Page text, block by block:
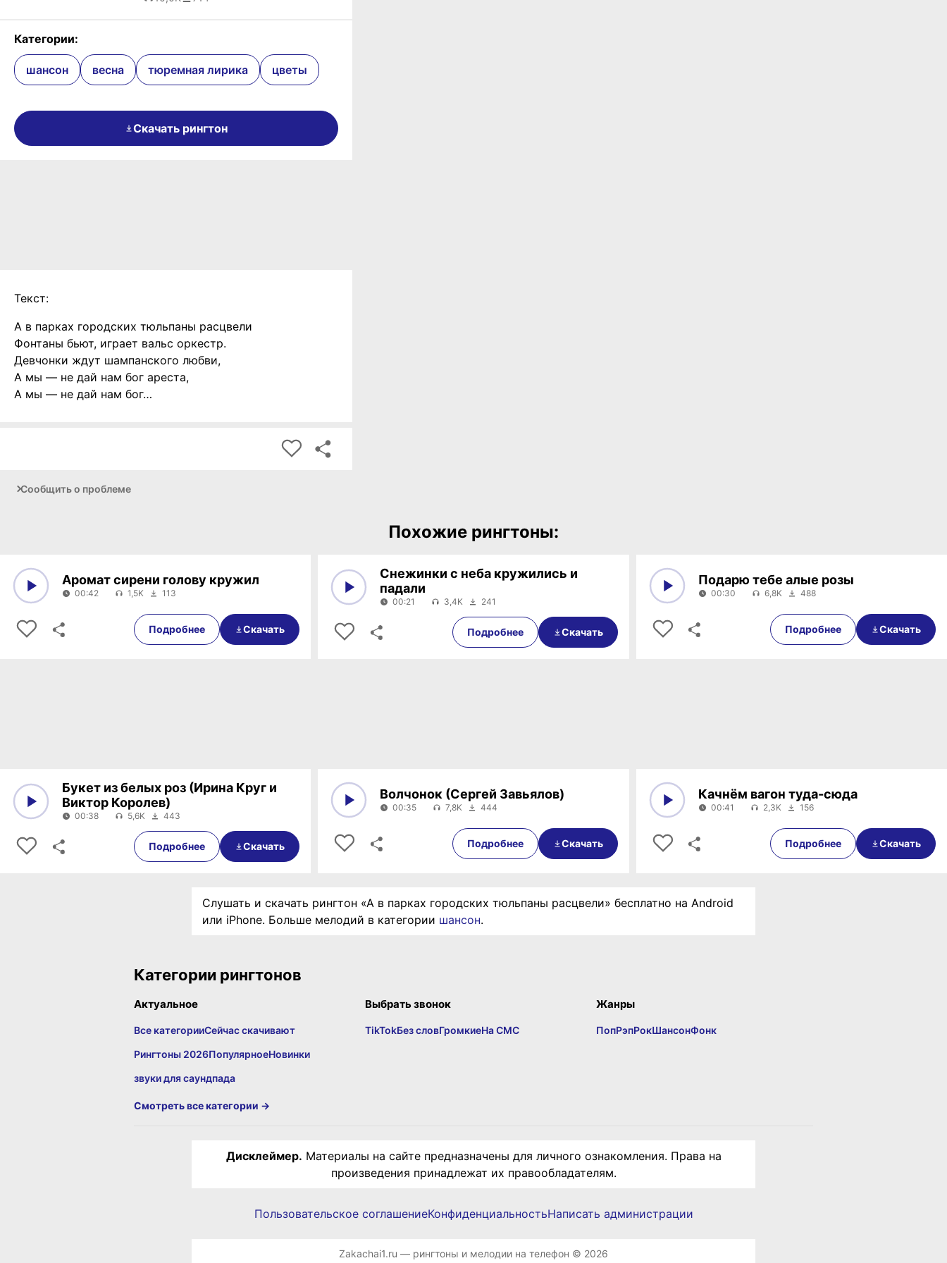
Категории:
шансон весна тюремная лирика цветы
Скачать рингтон
Текст:
А в парках городских тюльпаны расцвели
Фонтаны бьют, играет вальс оркестр.
Девчонки ждут шампанского любви,
А мы — не дай нам бог ареста,
А мы — не дай нам бог…
Сообщить о проблеме
Похожие рингтоны:
00:42
Аромат сирени голову кружил
00:42 1,5K 113
Подробнее Скачать
00:21
Снежинки с неба кружились и
падали
00:21 3,4K 241
Подробнее Скачать
00:30
Подарю тебе алые розы
00:30 6,8K 488
Подробнее Скачать
00:38
Букет из белых роз (Ирина Круг и
Виктор Королев)
00:38 5,6K 443
Подробнее Скачать
00:35
Волчонок (Сергей Завьялов)
00:35 7,8K 444
Подробнее Скачать
00:41
Качнём вагон туда-сюда
00:41 2,3K 156
Подробнее Скачать
Слушать и скачать рингтон «А в парках городских тюльпаны расцвели» бесплатно на Android
или iPhone. Больше мелодий в категории шансон.
Категории рингтонов
Актуальное
Все категорииСейчас скачивают
Рингтоны 2026ПопулярноеНовинки
звуки для саундпада
Выбрать звонок
TikTokБез словГромкиеНа СМС
Жанры
ПопРэпРокШансонФонк
Смотреть все категории →
Дисклеймер. Материалы на сайте предназначены для личного ознакомления. Права на
произведения принадлежат их правообладателям.
Пользовательское соглашениеКонфиденциальностьНаписать администрации
Zakachai1.ru — рингтоны и мелодии на телефон © 2026